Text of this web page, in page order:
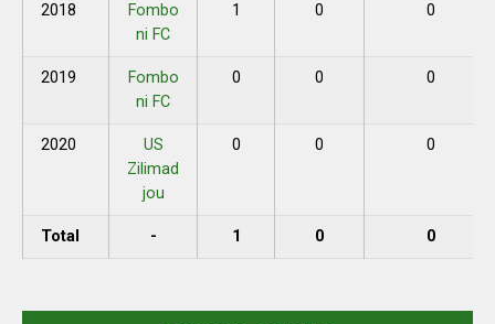
2018
Fombo
ni FC
1 0 0
2019
Fombo
ni FC
0 0 0
2020
US
Zilimad
jou
0 0 0
Total - 1 0 0